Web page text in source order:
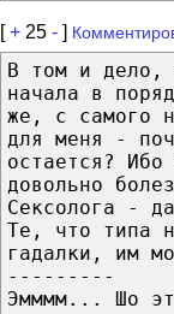
[+ 25 - ]
В том и дело,
начала в
же, с самого
для меня -
остается?
довольно
Сексолога -
Те, что типа
гадалки, им
---------
Эмммм... Шо